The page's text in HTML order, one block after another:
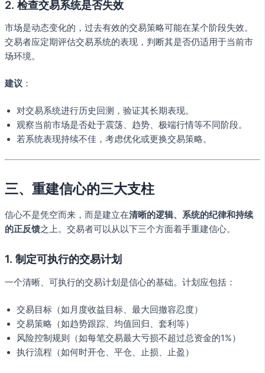
2. 检查交易系统是否失效
市场是动态变化的，过去有效的交易策略可能在某个阶段失效。
交易者应定期评估交易系统的表现，判断其是否仍适用于当前市
场环境。
建议 ：
对交易系统进行历史回测，验证其长期表现。
观察当前市场是否处于震荡、趋势、极端行情等不同阶段。
若系统表现持续不佳，考虑优化或更换交易策略。
三、重建信心的三大支柱
信心不是凭空而来，而是建立在清晰的逻辑、系统的纪律和持续
的正反馈之上。交易者可以从以下三个方面着手重建信心。
1. 制定可执行的交易计划
一个清晰、可执行的交易计划是信心的基础。计划应包括：
交易目标（如月度收益目标、最大回撤容忍度）
交易策略（如趋势跟踪、均值回归、套利等）
风险控制规则（如每笔交易最大亏损不超过总资金的1%）
执行流程（如何时开仓、平仓、止损、止盈）